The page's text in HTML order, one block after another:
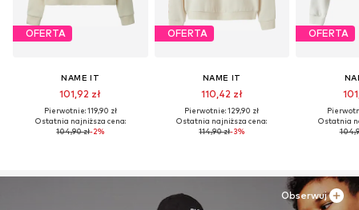
OFERTA
NAME IT
101,92 zł
Pierwotnie: 119,90 zł
Ostatnia najniższa cena:
104,90 zł-2%
OFERTA
NAME IT
110,42 zł
Pierwotnie: 129,90 zł
Ostatnia najniższa cena:
114,90 zł-3%
OFERTA
Ostatnia
Obserwuj